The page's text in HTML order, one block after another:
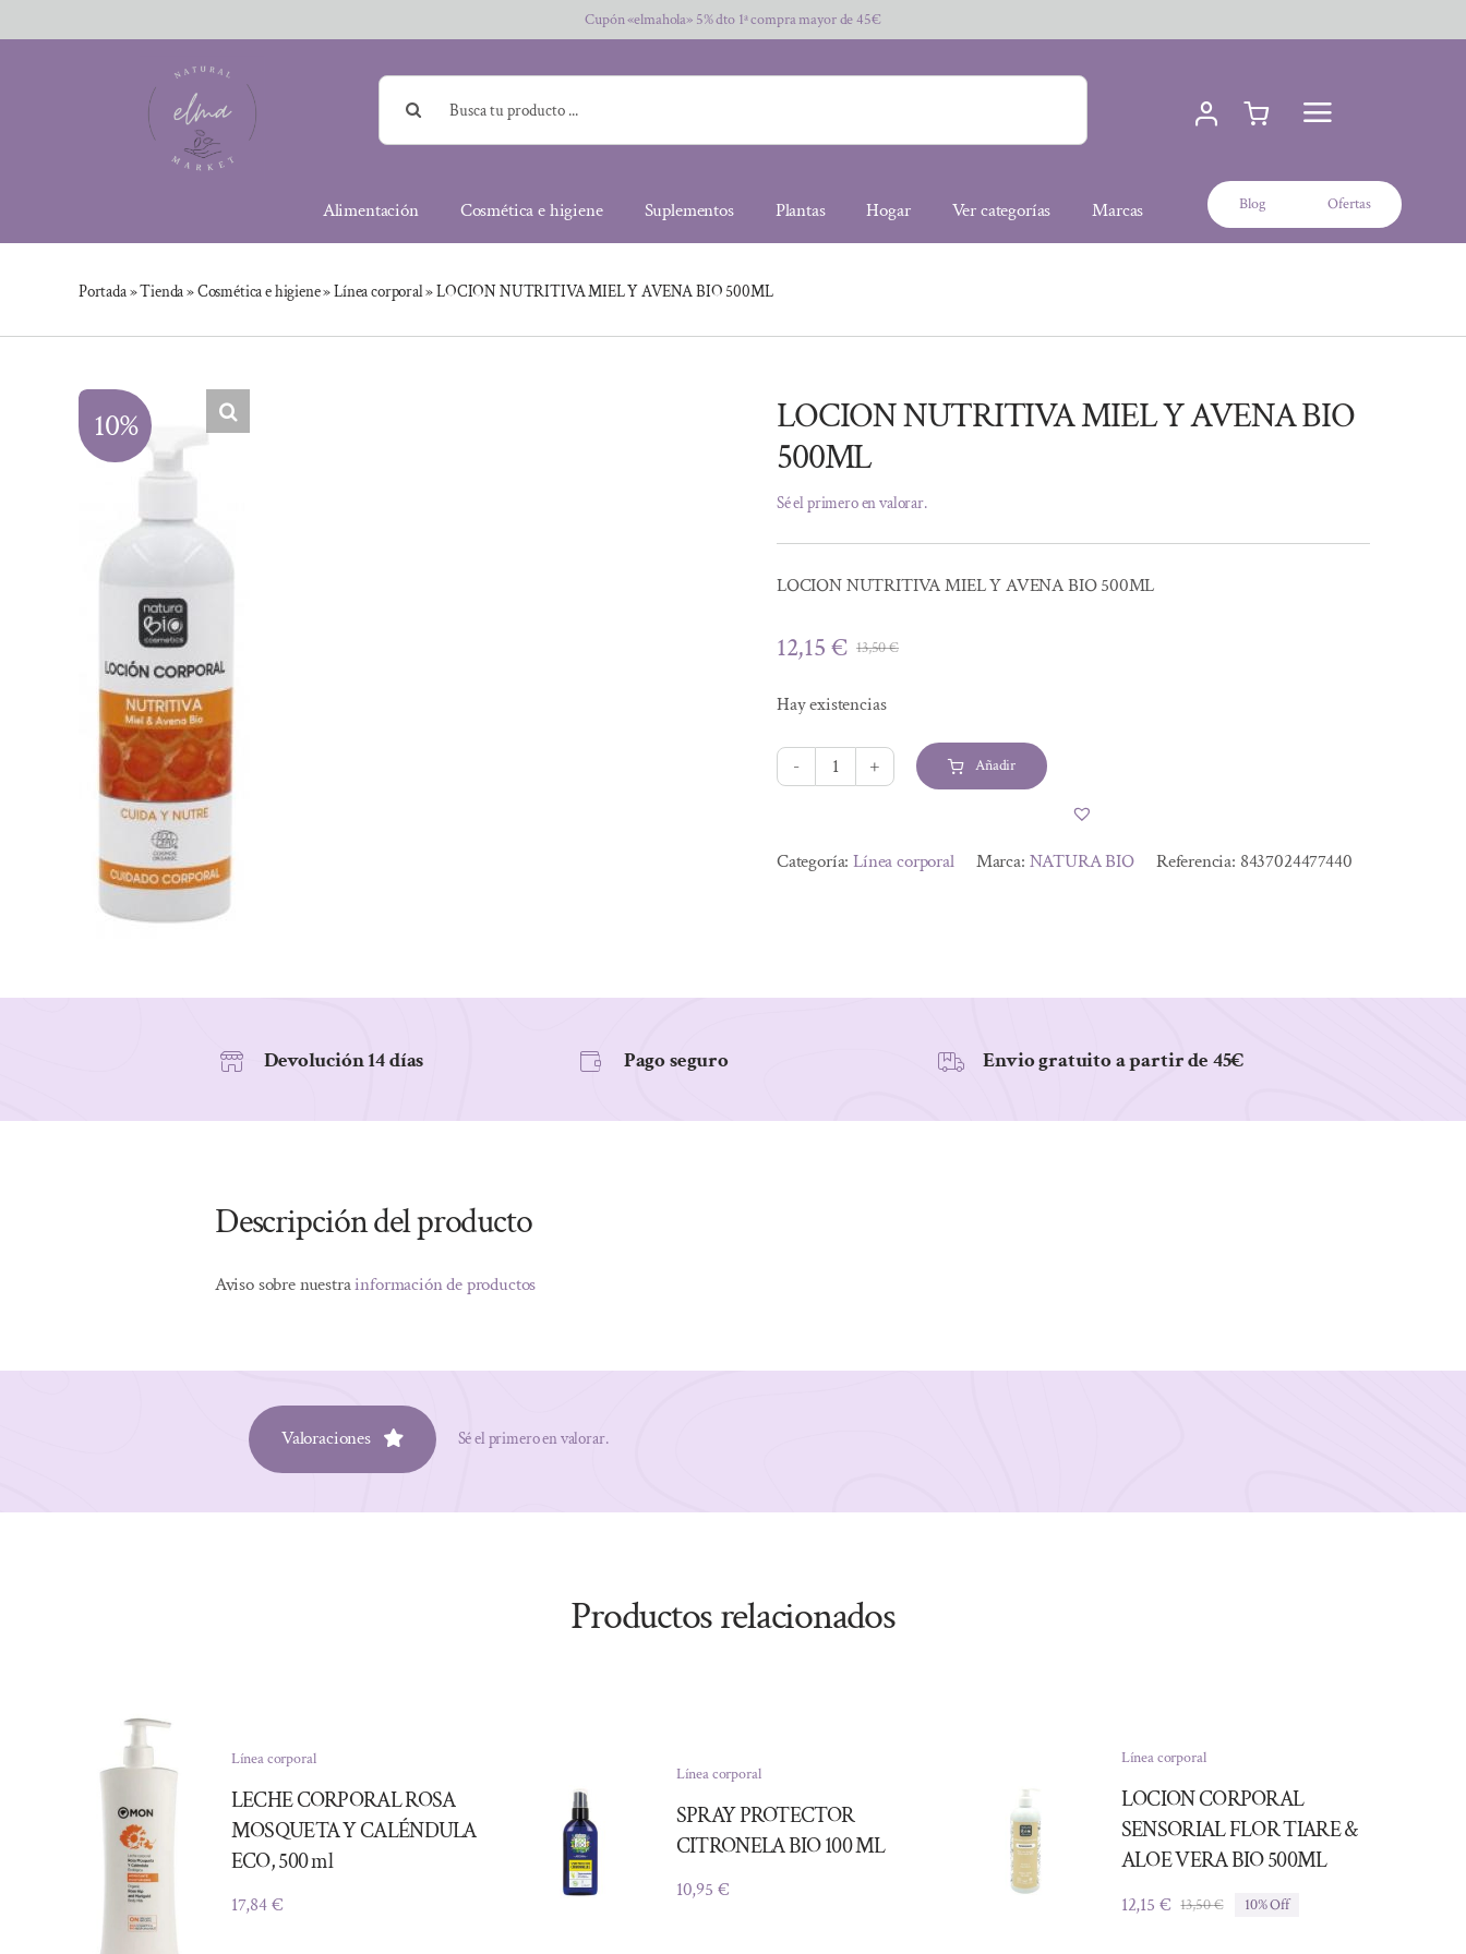
al
Cupón «elmahola» 5% dto 1ª compra mayor de 45€
Buscar:
Alimentación Cosmética e higiene Suplementos Plantas Hogar Ver categorías Marcas Blog Ofertas
Portada»Tienda»Cosmética e higiene»Línea corporal»LOCION NUTRITIVA MIEL Y AVENA BIO 500ML
10%
LOCION NUTRITIVA MIEL Y AVENA BIO
500ML
Sé el primero en valorar.
LOCION NUTRITIVA MIEL Y AVENA BIO 500ML
13,50€El
era:
13,50 €.
12,15€
El
es:
12,15 €.
Hay existencias
LOCION
Y
cantidad
Añadir
Categoría:Línea corporal Marca: NATURA BIO Referencia: 8437024477440
Devolución 14 días Pago seguro Envio gratuito a partir de 45€
Descripción del producto
Aviso sobre nuestrainformación de productos
Valoraciones Sé el primero en valorar.
Productos relacionados
Línea corporal
LECHE CORPORAL ROSA
MOSQUETA Y CALÉNDULA
ECO, 500 ml
17,84€
Línea corporal
SPRAY PROTECTOR
CITRONELA BIO 100 ML
10,95 €
Línea corporal
LOCION CORPORAL
SENSORIAL FLOR TIARE &
ALOE VERA BIO 500ML
13,50€El
12,15 €
El
10% Off